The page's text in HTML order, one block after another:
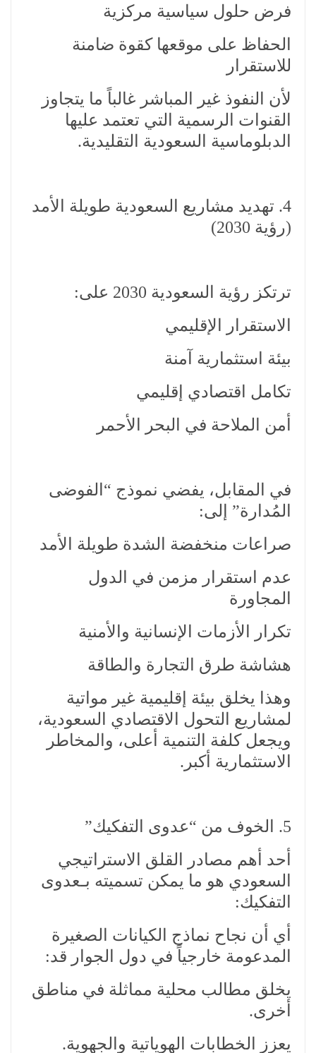
فرض حلول سياسية مركزية
الحفاظ على موقعها كقوة ضامنة
للاستقرار
لأن النفوذ غير المباشر غالباً ما يتجاوز
القنوات الرسمية التي تعتمد عليها
الدبلوماسية السعودية التقليدية.
4. تهديد مشاريع السعودية طويلة الأمد
(رؤية 2030)
ترتكز رؤية السعودية 2030 على:
الاستقرار الإقليمي
بيئة استثمارية آمنة
تكامل اقتصادي إقليمي
أمن الملاحة في البحر الأحمر
في المقابل، يفضي نموذج “الفوضى
المُدارة” إلى:
صراعات منخفضة الشدة طويلة الأمد
عدم استقرار مزمن في الدول
المجاورة
تكرار الأزمات الإنسانية والأمنية
هشاشة طرق التجارة والطاقة
وهذا يخلق بيئة إقليمية غير مواتية
لمشاريع التحول الاقتصادي السعودية،
ويجعل كلفة التنمية أعلى، والمخاطر
الاستثمارية أكبر.
5. الخوف من “عدوى التفكيك”
أحد أهم مصادر القلق الاستراتيجي
السعودي هو ما يمكن تسميته بـعدوى
التفكيك:
أي أن نجاح نماذج الكيانات الصغيرة
المدعومة خارجياً في دول الجوار قد:
يخلق مطالب محلية مماثلة في مناطق
أخرى.
يعزز الخطابات الهوياتية والجهوية.